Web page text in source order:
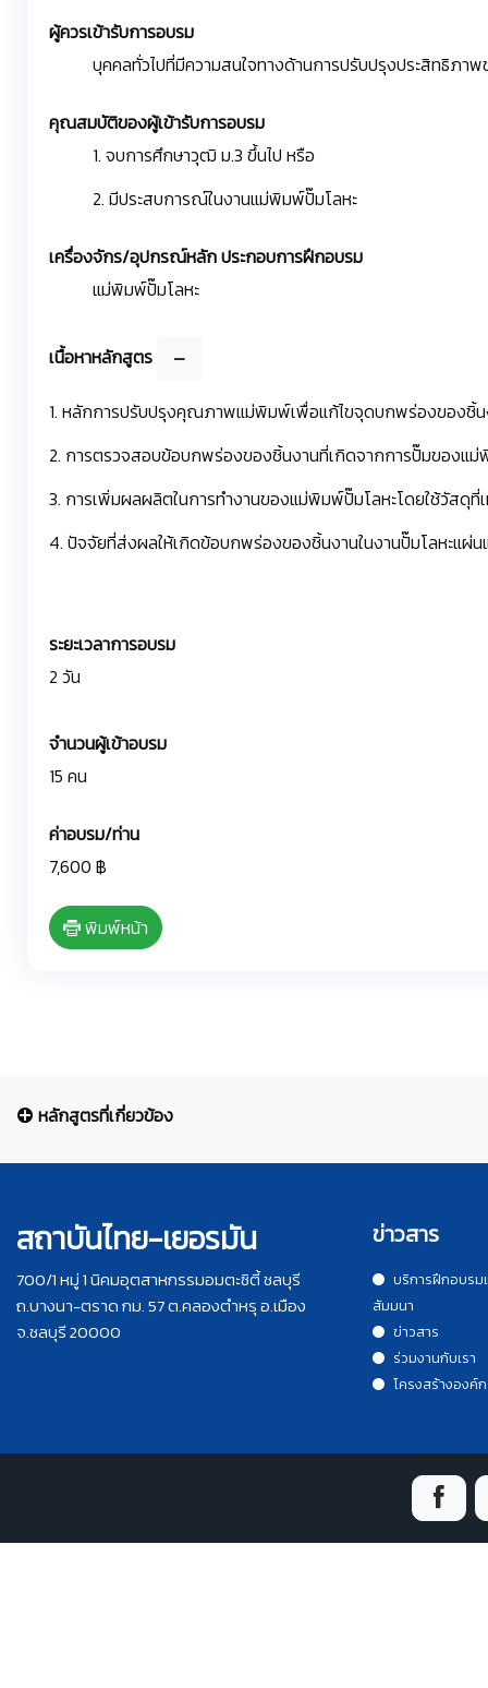
ผู้ควรเข้ารับการอบรม
บุคคลทั่วไปที่มีความสนใจทางด้านการปรับปรุงประสิทธิภา
คุณสมบัติของผู้เข้ารับการอบรม
1. จบการศึกษาวุฒิ ม.3 ขึ้นไป หรือ
2. มีประสบการณ์ในงานแม่พิมพ์ปั๊มโลหะ
เครื่องจักร/อุปกรณ์หลัก ประกอบการฝึกอบรม
แม่พิมพ์ปั๊มโลหะ
เนื้อหาหลักสูตร
1. หลักการปรับปรุงคุณภาพแม่พิมพ์เพื่อแก้ไขจุดบกพร่องของชิ้
2. การตรวจสอบข้อบกพร่องของชิ้นงานที่เกิดจากการปั๊มของแม่
3. การเพิ่มผลผลิตในการทำงานของแม่พิมพ์ปั๊มโลหะโดยใช้วัสดุที่
4. ปัจจัยที่ส่งผลให้เกิดข้อบกพร่องของชิ้นงานในงานปั๊มโลหะแผ่น
ระยะเวลาการอบรม
2 วัน
จำนวนผู้เข้าอบรม
15 คน
ค่าอบรม/ท่าน
7,600 ฿
พิมพ์หน้า
หลักสูตรที่เกี่ยวข้อง
สถาบันไทย-เยอรมัน
700/1 หมู่ 1 นิคมอุตสาหกรรมอมตะซิตี้ ชลบุรี
ถ.บางนา-ตราด กม. 57 ต.คลองตำหรุ อ.เมือง
จ.ชลบุรี 20000
ข่าวสาร
บริการฝึกอบรม
สัมมนา
ข่าวสาร
ร่วมงานกับเรา
โครงสร้างองค์